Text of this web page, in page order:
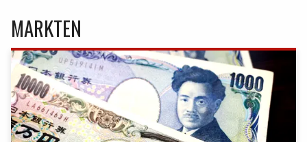
MARKTEN